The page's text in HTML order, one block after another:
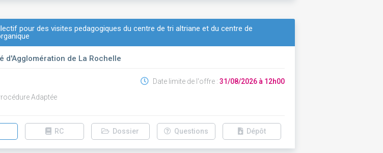
pour des visites pedagogiques du centre de tri altriane et du centre de
d'Agglomération de La Rochelle
Adaptée
Date limite de l'offre : 31/08/2026 à 12h00
RC Dossier Questions Dépôt